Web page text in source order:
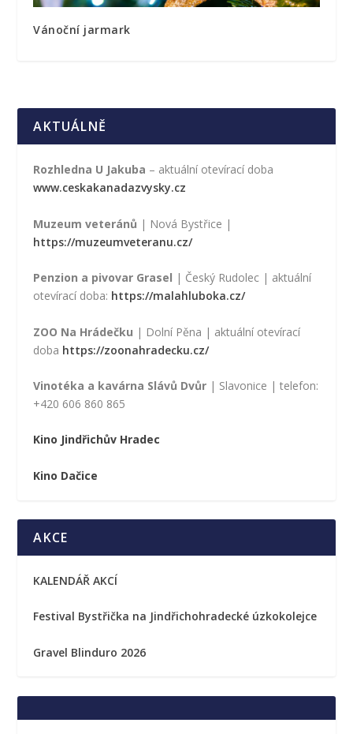
Vánoční jarmark
AKTUÁLNĚ
Rozhledna U Jakuba – aktuální otevírací doba
www.ceskakanadazvysky.cz
Muzeum veteránů | Nová Bystřice |
https://muzeumveteranu.cz/
Penzion a pivovar Grasel | Český Rudolec | aktuální
otevírací doba: https://malahluboka.cz/
ZOO Na Hrádečku | Dolní Pěna | aktuální otevírací
doba https://zoonahradecku.cz/
Vinotéka a kavárna Slávů Dvůr | Slavonice | telefon:
+420 606 860 865
Kino Jindřichův Hradec
Kino Dačice
AKCE
KALENDÁŘ AKCÍ
Festival Bystřička na Jindřichohradecké úzkokolejce
Gravel Blinduro 2026